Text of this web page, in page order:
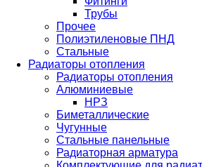
Трубы
Прочее
Полиэтиленовые ПНД
Стальные
Радиаторы отопления
Радиаторы отопления
Алюминиевые
НРЗ
Биметаллические
Чугунные
Стальные панельные
Радиаторная арматура